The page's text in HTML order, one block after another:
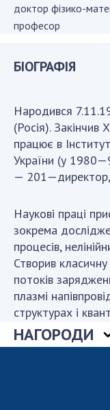
Секція
наук
Секція
Секція
Ради,
Наукові
Громадські
ДІЯЛЬНІСТЬ
доктор фізико-
професор
БІОГРАФІЯ
Народився
(Росія). Закінчив
працює в
України (у
—
Наукові праці
зокрема
процесів,
Створив
потоків
плазмі
структурах і
НАГОРОДИ